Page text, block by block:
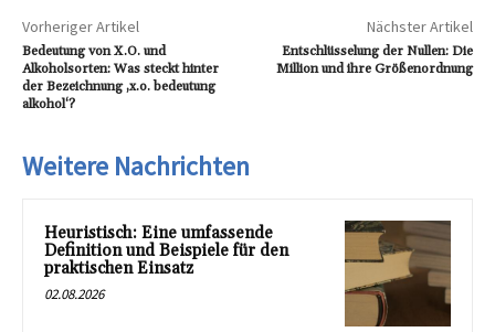
Vorheriger Artikel
Bedeutung von X.O. und
Alkoholsorten: Was steckt hinter
der Bezeichnung ‚x.o. bedeutung
alkohol‘?
Nächster Artikel
Entschlüsselung der Nullen: Die
Million und ihre Größenordnung
Weitere Nachrichten
Heuristisch: Eine umfassende
Definition und Beispiele für den
praktischen Einsatz
02.08.2026